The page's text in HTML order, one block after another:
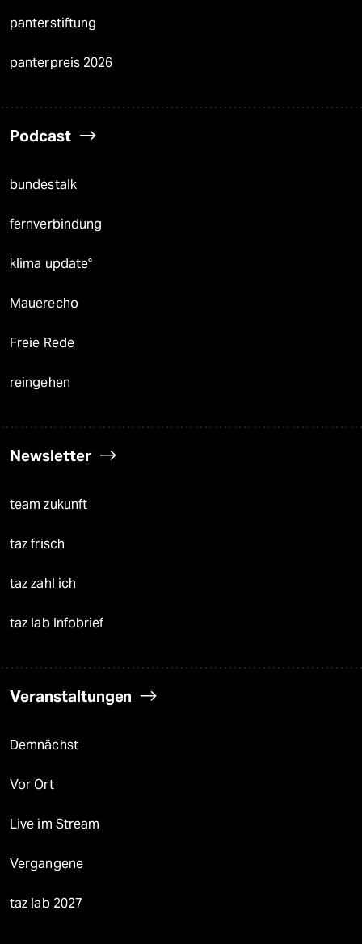
panterstiftung
panterpreis 2026
Podcast
bundestalk
fernverbindung
klima update°
Mauerecho
Freie Rede
reingehen
Newsletter
team zukunft
taz frisch
taz zahl ich
taz lab Infobrief
Veranstaltungen
Demnächst
Vor Ort
Live im Stream
Vergangene
taz lab 2027